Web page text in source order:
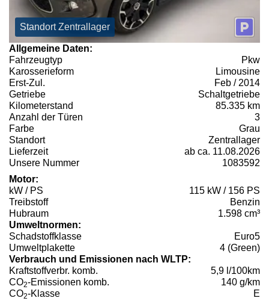
Standort Zentrallager
Allgemeine Daten:
Fahrzeugtyp
Pkw
Karosserieform
Limousine
Erst-Zul.
Feb / 2014
Getriebe
Schaltgetriebe
Kilometerstand
85.335 km
Anzahl der Türen
3
Farbe
Grau
Standort
Zentrallager
Lieferzeit
ab ca. 11.08.2026
Unsere Nummer
1083592
Motor:
kW / PS
115 kW / 156 PS
Treibstoff
Benzin
Hubraum
1.598 cm³
Umweltnormen:
Schadstoffklasse
Euro5
Umweltplakette
4 (Green)
Verbrauch und Emissionen nach WLTP:
Kraftstoffverbr. komb.
5,9 l/100km
CO2-Emissionen komb.
140 g/km
CO2-Klasse E